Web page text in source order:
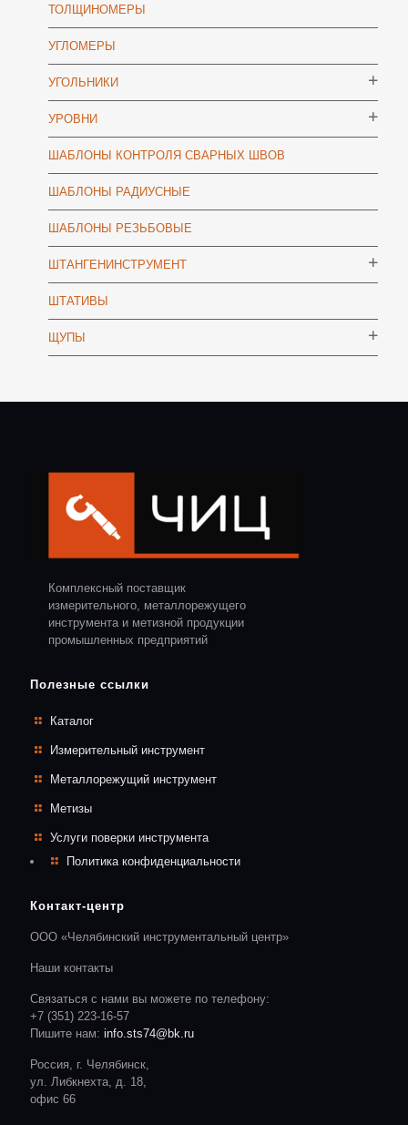
ТОЛЩИНОМЕРЫ
УГЛОМЕРЫ
УГОЛЬНИКИ
УРОВНИ
ШАБЛОНЫ КОНТРОЛЯ СВАРНЫХ ШВОВ
ШАБЛОНЫ РАДИУСНЫЕ
ШАБЛОНЫ РЕЗЬБОВЫЕ
ШТАНГЕНИНСТРУМЕНТ
ШТАТИВЫ
ЩУПЫ
Комплексный поставщик
измерительного, металлорежущего
инструмента и метизной продукции
промышленных предприятий
Полезные ссылки
Каталог
Измерительный инструмент
Металлорежущий инструмент
Метизы
Услуги поверки инструмента
Политика конфиденциальности
Контакт-центр
ООО «Челябинский инструментальный центр»
Наши контакты
Связаться с нами вы можете по телефону:
+7 (351) 223-16-57
Пишите нам: info.sts74@bk.ru
Россия, г. Челябинск,
ул. Либкнехта, д. 18,
офис 66